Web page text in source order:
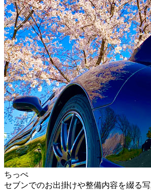
ちっぺ
セブンでのお出掛けや整備内容を綴る